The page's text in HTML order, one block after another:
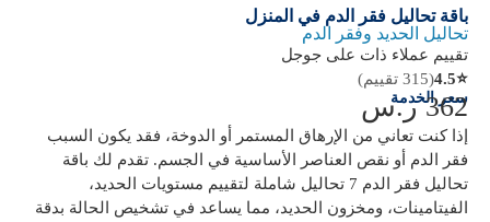
باقة تحاليل فقر الدم في المنزل
تحاليل الحديد وفقر الدم
تقييم عملاء ذات على جوجل
⭐
4.5(315 تقييم)
سعر الخدمة
362 ر.س
إذا كنت تعاني من الإرهاق المستمر أو الدوخة، فقد يكون السبب
فقر الدم أو نقص العناصر الأساسية في الجسم. تقدم لك باقة
تحاليل فقر الدم 7 تحاليل شاملة
لتقييم مستويات الحديد،
الفيتامينات، ومخزون الحديد، مما يساعد في تشخيص الحالة بدقة